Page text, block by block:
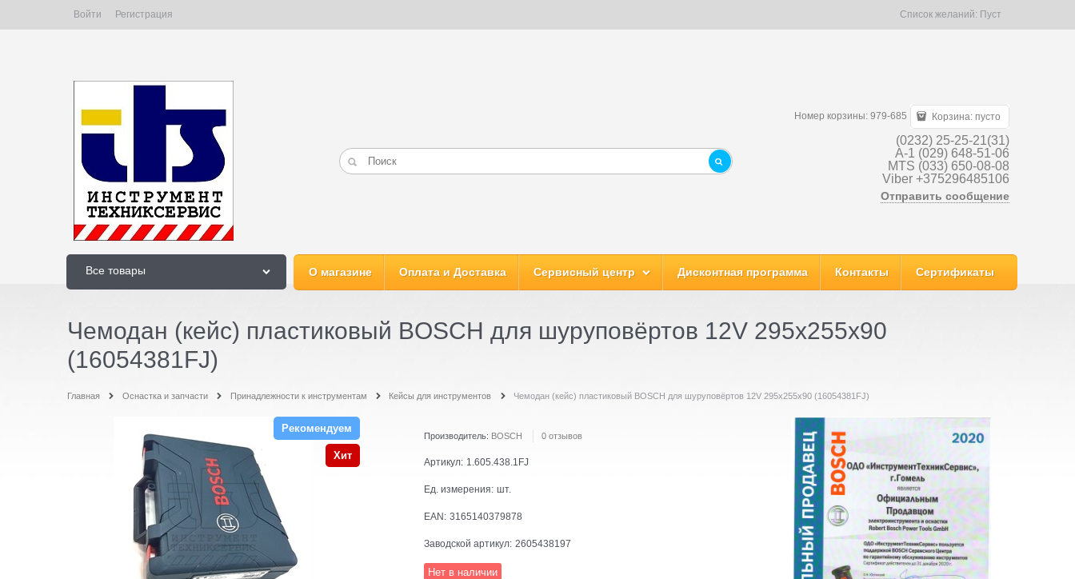
Войти Регистрация Список желаний: Пуст
Номер корзины: 979-685 Корзина: пусто
(0232) 25-25-21(31)
A-1 (029) 648-51-06
MTS (033) 650-08-08
Viber +375296485106
Отправить сообщение
Все товары О магазине Оплата и Доставка Сервисный центр Дисконтная программа Контакты Сертификаты
Чемодан (кейс) пластиковый BOSCH для шуруповёртов 12V 295х255х90
(16054381FJ)
Главная Оснастка и запчасти Принадлежности к инструментам Кейсы для инструментов Чемодан (кейс) пластиковый BOSCH для шуруповёртов 12V 295х255х90 (16054381FJ)
Рекомендуем
Хит
Производитель: BOSCH 0 отзывов
Артикул: 1.605.438.1FJ
Ед. измерения: шт.
EAN: 3165140379878
Заводской артикул: 2605438197
Нет в наличии